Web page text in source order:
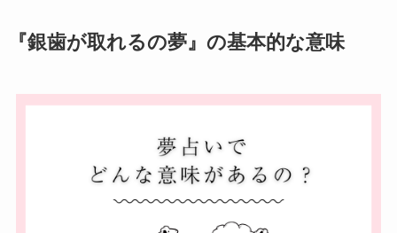
『銀歯が取れるの夢』の基本的な意味